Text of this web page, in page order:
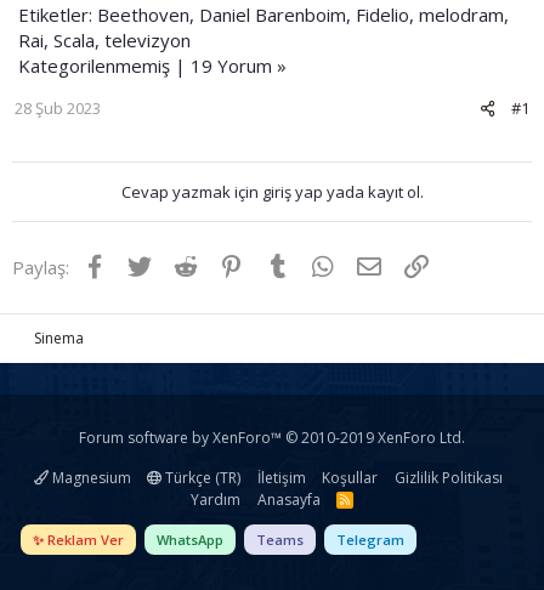
Etiketler: Beethoven, Daniel Barenboim, Fidelio, melodram,
Rai, Scala, televizyon
Kategorilenmemiş | 19 Yorum »
#1
28 Şub 2023
Cevap yazmak için giriş yap yada kayıt ol.
Paylaş: Facebook
TwitterReddit Pinterest
Tumblr WhatsApp
E-postaLink
Sinema
Forum software by XenForo™ © 2010-2019 XenForo Ltd.
Magnesium
Türkçe (TR) İletişim Koşullar
Gizlilik Politikası
Yardım
Anasayfa
R
S
S
✨ Reklam Ver WhatsApp Teams Telegram